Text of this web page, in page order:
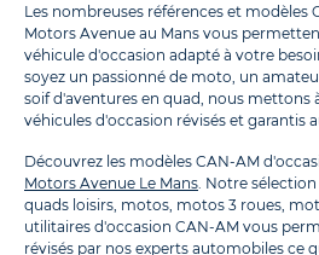
Les nombreuses références et modèles
Motors Avenue au Mans vous
véhicule d'occasion adapté à votre
soyez un passionné de moto, un
soif d'aventures en quad, nous mettons
véhicules d'occasion révisés et garantis
Découvrez les modèles CAN-AM
Motors Avenue Le Mans . Notre
quads loisirs, motos, motos 3 roues,
utilitaires d'occasion CAN-AM vous
révisés par nos experts automobiles ce